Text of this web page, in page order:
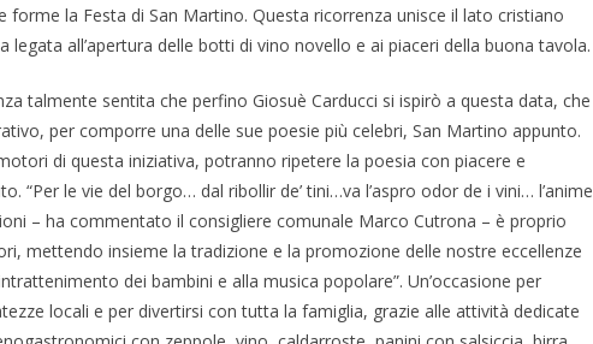
forme la Festa di San Martino. Questa ricorrenza unisce il lato cristiano
legata all’apertura delle botti di vino novello e ai piaceri della buona tavola.
talmente sentita che perfino Giosuè Carducci si ispirò a questa data, che
per comporre una delle sue poesie più celebri, San Martino appunto.
di questa iniziativa, potranno ripetere la poesia con piacere e
“Per le vie del borgo… dal ribollir de’ tini…va l’aspro odor de i vini… l’anime
– ha commentato il consigliere comunale Marco Cutrona – è proprio
mettendo insieme la tradizione e la promozione delle nostre eccellenze
dei bambini e alla musica popolare”. Un’occasione per
locali e per divertirsi con tutta la famiglia, grazie alle attività dedicate